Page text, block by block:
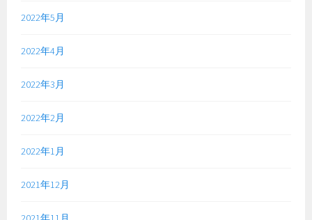
2022年5月
2022年4月
2022年3月
2022年2月
2022年1月
2021年12月